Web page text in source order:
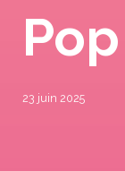
Pop
23 juin 2025